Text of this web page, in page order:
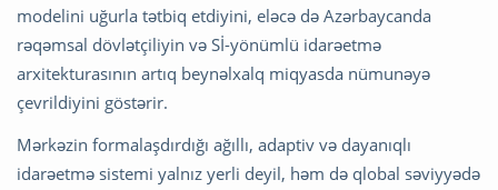
modelini uğurla tətbiq etdiyini, eləcə də Azərbaycanda
rəqəmsal dövlətçiliyin və Sİ-yönümlü idarəetmə
arxitekturasının artıq beynəlxalq miqyasda nümunəyə
çevrildiyini göstərir.
Mərkəzin formalaşdırdığı ağıllı, adaptiv və dayanıqlı
idarəetmə sistemi yalnız yerli deyil, həm də qlobal səviyyədə